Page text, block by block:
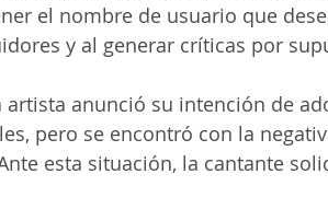
el nombre de usuario que
y al generar críticas por
anunció su intención de
pero se encontró con la
esta situación, la cantante